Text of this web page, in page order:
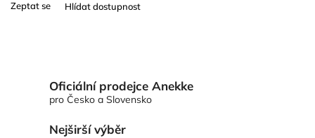
Zeptat se
Oficiální prodejce Anekke
pro Česko a Slovensko
Nejširší výběr